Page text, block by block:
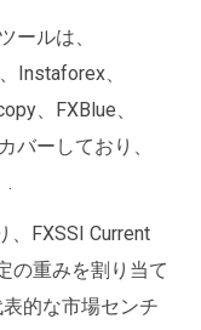
ールは、
Instaforex、
、FXBlue、
バーしており、
.
、FXSSI Current
の重みを割り当て
的な市場センチ